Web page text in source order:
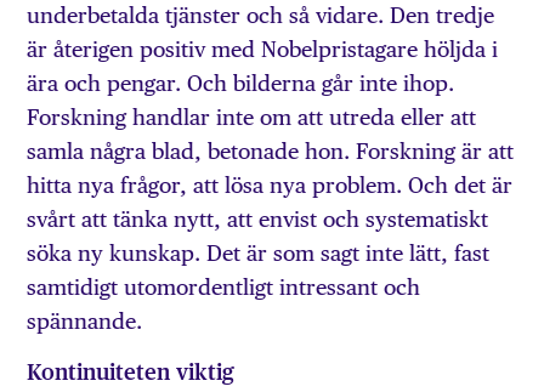
underbetalda tjänster och så vidare. Den tredje
är återigen positiv med Nobelpristagare höljda i
ära och pengar. Och bilderna går inte ihop.
Forskning handlar inte om att utreda eller att
samla några blad, betonade hon. Forskning är att
hitta nya frågor, att lösa nya problem. Och det är
svårt att tänka nytt, att envist och systematiskt
söka ny kunskap. Det är som sagt inte lätt, fast
samtidigt utomordentligt intressant och
spännande.
Kontinuiteten viktig